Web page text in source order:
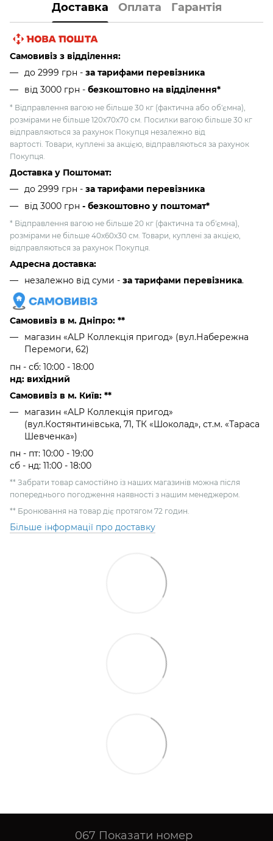
Доставка Оплата Гарантія
Самовивіз з відділення:
до 2999 грн - за тарифами перевізника
від 3000 грн - безкоштовно на відділення*
* Відправлення вагою не більше 30 кг (фактична або об'ємна),
розмірами не більше 120х70х70 см. Посилки вагою більше 30 кг
відправляються за рахунок Покупця незалежно від
вартості. Товари, куплені за акцією, відправляються за рахунок
Покупця.
Доставка у Поштомат:
до 2999 грн - за тарифами перевізника
від 3000 грн - безкоштовно у поштомат*
* Відправлення вагою не більше 20 кг (фактична та об'ємна),
розмірами не більше 40х60х30 см. Товари, куплені за акцією,
відправляються за рахунок Покупця.
Адресна доставка:
незалежно від суми - за тарифами перевізника.
Самовивіз в м. Дніпро: **
магазин «ALP Коллекція пригод» (вул.Набережна
Перемоги, 62)
пн - сб: 10:00 - 18:00
нд: вихідний
Самовивіз в м. Київ: **
магазин «ALP Коллекція пригод»
(вул.Костянтинівська, 71, ТК «Шоколад», ст.м. «Тараса
Шевченка»)
пн - пт: 10:00 - 19:00
сб - нд: 11:00 - 18:00
** Забрати товар самостійно із наших магазинів можна після
попереднього погодження наявності з нашим менеджером.
** Бронювання на товар діє протягом 72 годин.
Більше інформації про доставку
067 Показати номер